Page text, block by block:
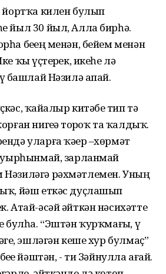
килен булып
йыл 30 йыл, Алла бирһә.
беҙҙең менән, бейем менән
ҡыҙ үҫтерҙек, икеһе лә
башлай Нәзилә апай.
ҡайҙалыр китәбеҙ тип тә
нигеҙҙә торҙоҡ та ҡалдыҡ.
уларға ҡәҙер –хөрмәт
зарланмай
рәхмәтлемен. Уның
йәш еткәс дуҫлашып
Атай-әсәй әйткән нәсихәтте
булһа. “Эштән ҡурҡмағыҙ, үҙ
эшләгән кеше хур булмаҫ”
йәштән, - ти Зәйнулла ағай.